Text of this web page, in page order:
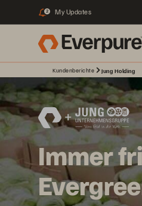
2 My Updates
Kundenberichte Jung Holding
Immer